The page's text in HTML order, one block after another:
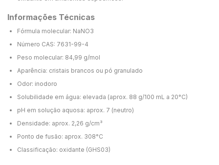
Informações Técnicas
Fórmula molecular: NaNO3
Número CAS: 7631-99-4
Peso molecular: 84,99 g/mol
Aparência: cristais brancos ou pó granulado
Odor: inodoro
Solubilidade em água: elevada (aprox. 88 g/100 mL a 20°C)
pH em solução aquosa: aprox. 7 (neutro)
Densidade: aprox. 2,26 g/cm³
Ponto de fusão: aprox. 308°C
Classificação: oxidante (GHS03)